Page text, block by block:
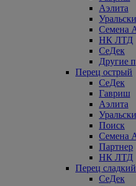
Аэлита
Семена
НК ЛТД
СеДек
Другие
Перец острый
СеДек
Гавриш
Аэлита
Поиск
Семена
Партнер
НК ЛТД
Перец сладкий
СеДек